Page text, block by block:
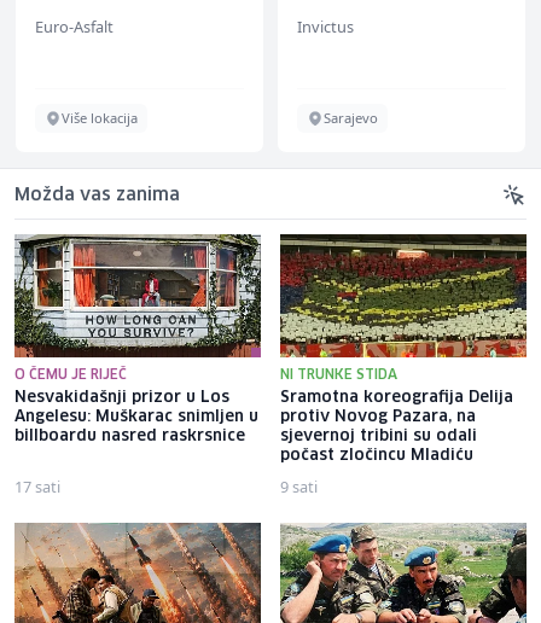
Euro-Asfalt
Više lokacija
Invictus
Sarajevo
Možda vas zanima
O ČEMU JE RIJEČ
Nesvakidašnji prizor u Los
Angelesu: Muškarac snimljen u
billboardu nasred raskrsnice
17 sati
NI TRUNKE STIDA
Sramotna koreografija Delija
protiv Novog Pazara, na
sjevernoj tribini su odali
počast zločincu Mladiću
9 sati